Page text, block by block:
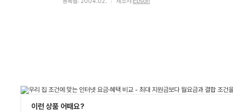
이런 상품 어때요?